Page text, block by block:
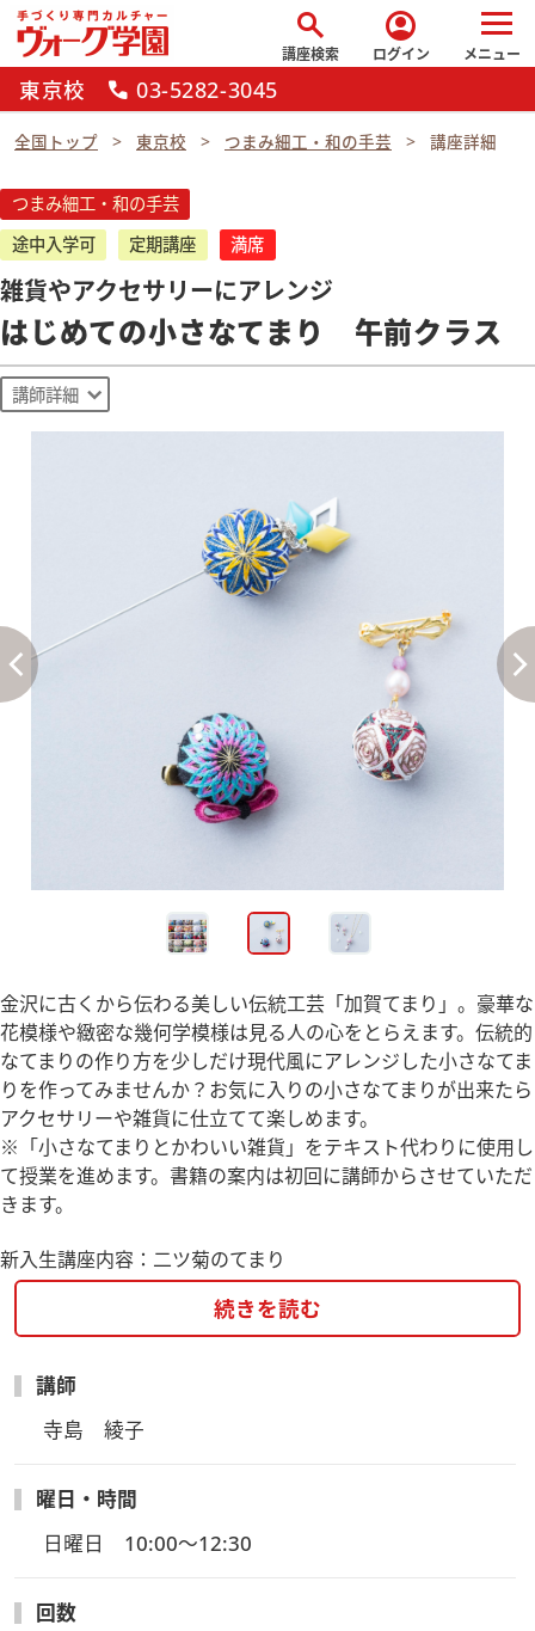
search
講座検索
account_circle
ログイン メニュー
東京校 call 03-5282-3045
全国トップ 東京校 つまみ細工・和の手芸 講座詳細
つまみ細工・和の手芸
途中入学可
定期講座 満席
雑貨やアクセサリーにアレンジ
はじめての小さなてまり 午前クラス
講師詳細
金沢に古くから伝わる美しい伝統工芸「加賀てまり」。豪華な
花模様や緻密な幾何学模様は見る人の心をとらえます。伝統的
なてまりの作り方を少しだけ現代風にアレンジした小さなてま
りを作ってみませんか？お気に入りの小さなてまりが出来たら
アクセサリーや雑貨に仕立てて楽しめます。
※「小さなてまりとかわいい雑貨」をテキスト代わりに使用し
て授業を進めます。書籍の案内は初回に講師からさせていただ
きます。
新入生講座内容：二ツ菊のてまり
続きを読む
講師
寺島　綾子
曜日・時間
日曜日　10:00～12:30
回数